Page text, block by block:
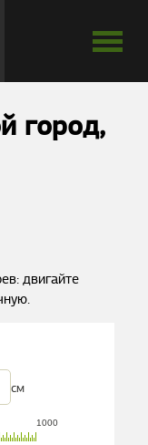
город,
двигайте
см
1000